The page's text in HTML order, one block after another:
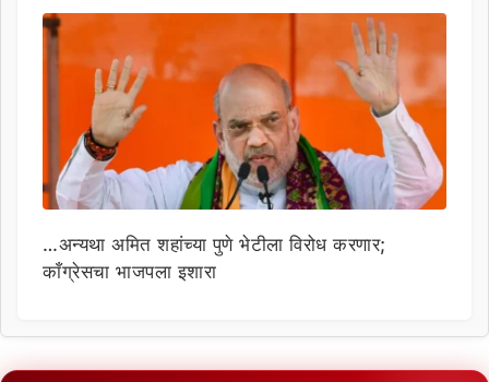
…अन्यथा अमित शहांच्या पुणे भेटीला विरोध करणार;
काँग्रेसचा भाजपला इशारा